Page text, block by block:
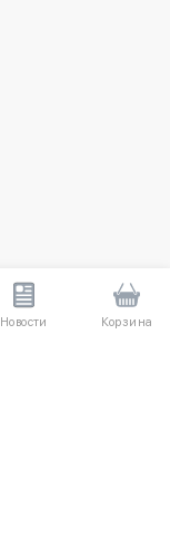
Новости Корзина